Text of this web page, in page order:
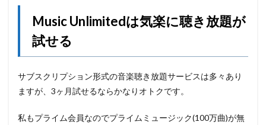
Music Unlimitedは気楽に聴き放題が
試せる
サブスクリプション形式の音楽聴き放題サービスは多々あり
ますが、3ヶ月試せるならかなりオトクです。
私もプライム会員なのでプライムミュージック(100万曲)が無